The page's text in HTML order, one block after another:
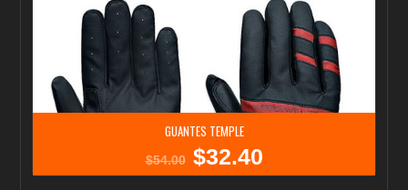
GUANTES TEMPLE
$54.00
El
$32.40El